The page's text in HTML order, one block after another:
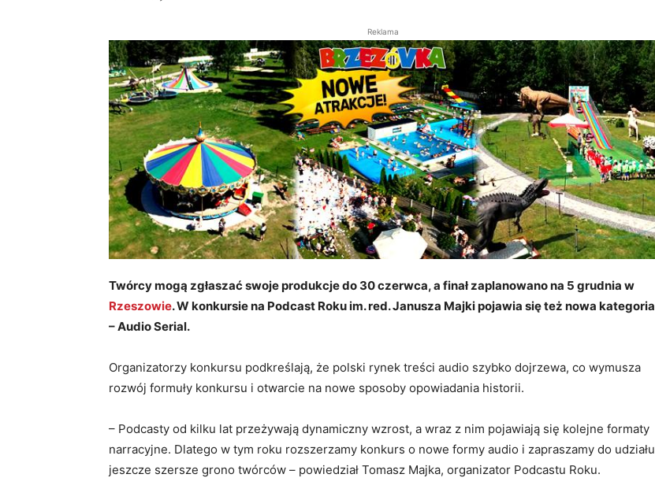
Reklama
Twórcy mogą zgłaszać swoje produkcje do 30 czerwca, a finał zaplanowano na 5 grudnia w
Rzeszowie. W konkursie na Podcast Roku im. red. Janusza Majki pojawia się też nowa kategoria
– Audio Serial.
Organizatorzy konkursu podkreślają, że polski rynek treści audio szybko dojrzewa, co wymusza
rozwój formuły konkursu i otwarcie na nowe sposoby opowiadania historii.
– Podcasty od kilku lat przeżywają dynamiczny wzrost, a wraz z nim pojawiają się kolejne formaty
narracyjne. Dlatego w tym roku rozszerzamy konkurs o nowe formy audio i zapraszamy do udziału
jeszcze szersze grono twórców – powiedział Tomasz Majka, organizator Podcastu Roku.